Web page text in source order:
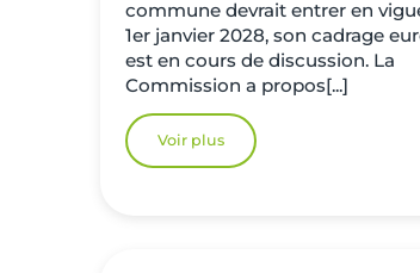
commune devrait entrer en
1er janvier 2028, son cadrage
est en cours de discussion. La
Commission a propos[...]
Voir plus